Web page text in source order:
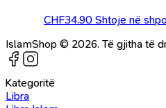
CHF34.90 Shtoje në
IslamShop © 2026. Të gjitha të
Kategoritë
Libra